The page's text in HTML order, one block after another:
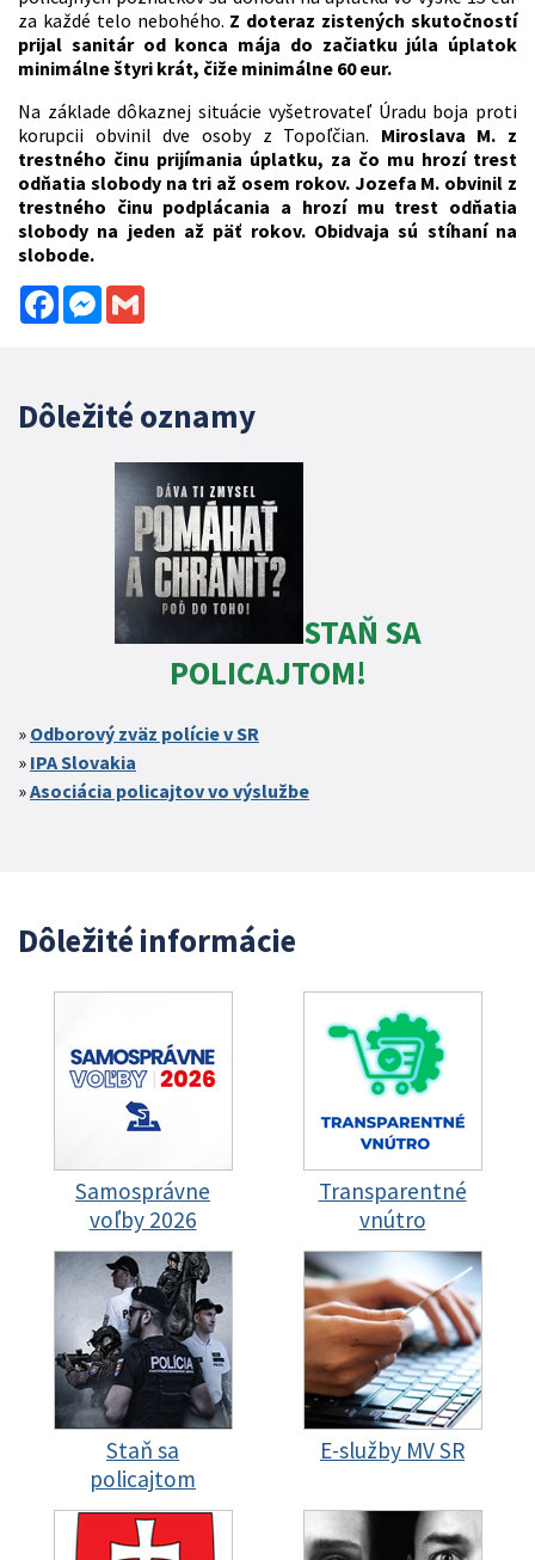
za každé telo nebohého. Z doteraz zistených skutočností
prijal sanitár od konca mája do začiatku júla úplatok
minimálne štyri krát, čiže minimálne 60 eur.
Na základe dôkaznej situácie vyšetrovateľ Úradu boja proti
korupcii obvinil dve osoby z Topoľčian. Miroslava M. z
trestného činu prijímania úplatku, za čo mu hrozí trest
odňatia slobody na tri až osem rokov. Jozefa M. obvinil z
trestného činu podplácania a hrozí mu trest odňatia
slobody na jeden až päť rokov. Obidvaja sú stíhaní na
slobode.
FacebookMessenger
Dôležité oznamy
STAŇ SA
POLICAJTOM!
Odborový zväz polície v SR
IPA Slovakia
Asociácia policajtov vo výslužbe
Dôležité informácie
Samosprávne
voľby 2026
Transparentné
vnútro
Staň sa
policajtom
E-služby MV SR